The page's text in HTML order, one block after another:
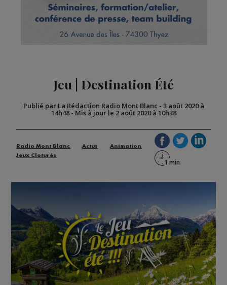
Jeu | Destination Été
Publié par La Rédaction Radio Mont Blanc - 3 août 2020 à
14h48- Mis à jour le 2 août 2020 à 10h38
Radio Mont Blanc Actus
Animation
Jeux Cloturés